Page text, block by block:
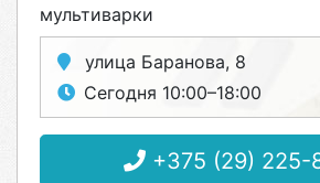
мультиварки
улица Баранова, 8
Сегодня 10:00–18:00
+375 (29) 225-